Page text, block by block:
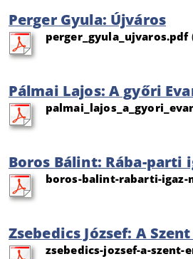
Perger Gyula: Újváros
perger_gyula_ujvaros.pdf
Pálmai Lajos: A győri
Boros Bálint: Rába-parti
boros-balint-rabarti-igaz-
Zsebedics József: A
zsebedics-jozsef-a-